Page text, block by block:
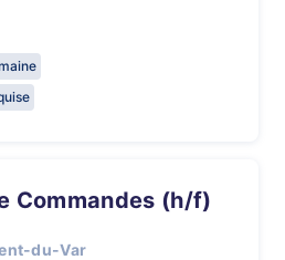
Commandes (h/f)
du-Var